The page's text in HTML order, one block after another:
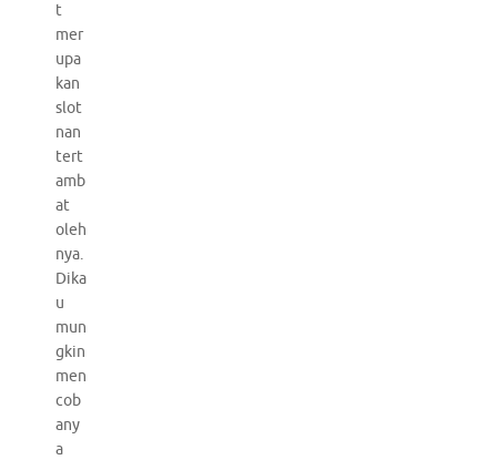
t
mer
upa
kan
slot
nan
tert
amb
at
oleh
nya.
Dika
u
mun
gkin
men
cob
any
a